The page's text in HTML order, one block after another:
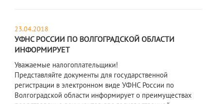
23.04.2018
УФНС РОССИИ ПО ВОЛГОГРАДСКОЙ ОБЛАСТИ
ИНФОРМИРУЕТ
Уважаемые налогоплательщики!
Представляйте документы для государственной
регистрации в электронном виде УФНС России по
Волгоградской области информирует о преимуществах